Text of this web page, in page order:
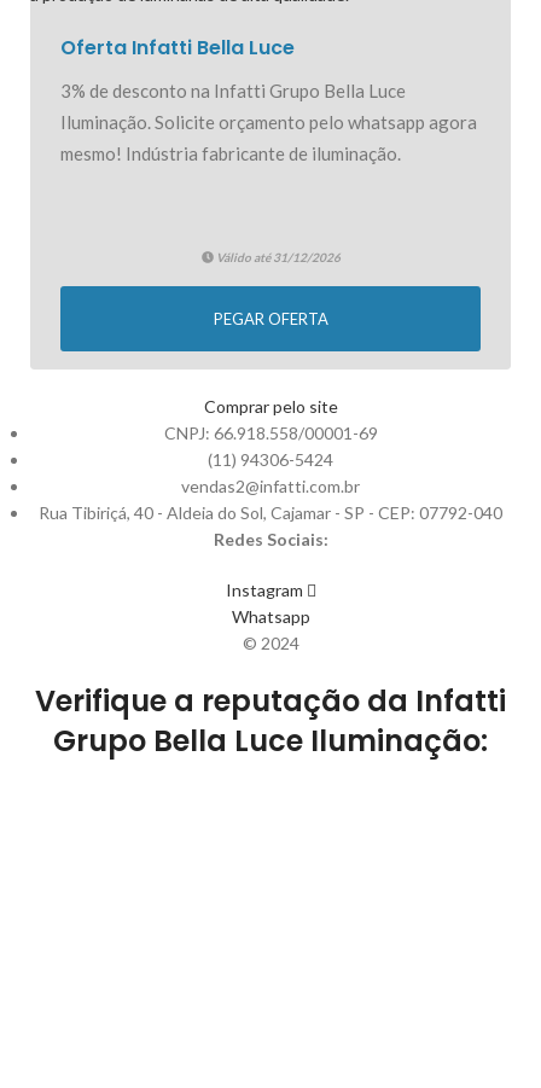
Oferta Infatti Bella Luce
3% de desconto na Infatti Grupo Bella Luce
Iluminação. Solicite orçamento pelo whatsapp agora
mesmo! Indústria fabricante de iluminação.
Válido até 31/12/2026
PEGAR OFERTA
Comprar pelo site
CNPJ: 66.918.558/00001-69
(11) 94306-5424
vendas2@infatti.com.br
Rua Tibiriçá, 40 - Aldeia do Sol, Cajamar - SP - CEP: 07792-040
Redes Sociais:
Instagram
Whatsapp
© 2024
Verifique a reputação da Infatti
Grupo Bella Luce Iluminação: